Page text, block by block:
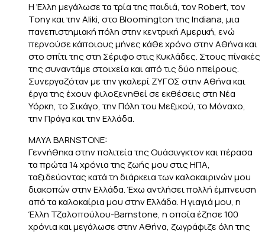
Η Έλλη μεγάλωσε τα τρία της παιδιά, τον Robert, τον
Tony και την Aliki, στο Bloomington της Indiana, μια
πανεπιστημιακή πόλη στην κεντρική Αμερική, ενώ
περνούσε κάποιους μήνες κάθε χρόνο στην Αθήνα και
στο σπίτι της στη Σέριφο στις Κυκλάδες. Στους πίνακές
της συναντάμε στοιχεία και από τις δύο ηπείρους.
Συνεργαζόταν με την γκαλερί ΖΥΓΟΣ στην Αθήνα και
έργα της έχουν φιλοξενηθεί σε εκθέσεις στη Νέα
Υόρκη, το Σικάγο, την Πόλη του Μεξικού, το Μόναχο,
την Πράγα και την Ελλάδα.
MAYA BARNSTONE:
Γεννήθηκα στην πολιτεία της Ουάσινγκτον και πέρασα
τα πρώτα 14 χρόνια της ζωής μου στις ΗΠΑ,
ταξιδεύοντας κατά τη διάρκεια των καλοκαιρινών μου
διακοπών στην Ελλάδα. Έχω αντλήσει πολλή έμπνευση
από τα καλοκαίρια μου στην Ελλάδα. Η γιαγιά μου, η
Έλλη Τζαλοπούλου-Barnstone, η οποία έζησε 100
χρόνια και μεγάλωσε στην Αθήνα, ζωγράφιζε όλη της